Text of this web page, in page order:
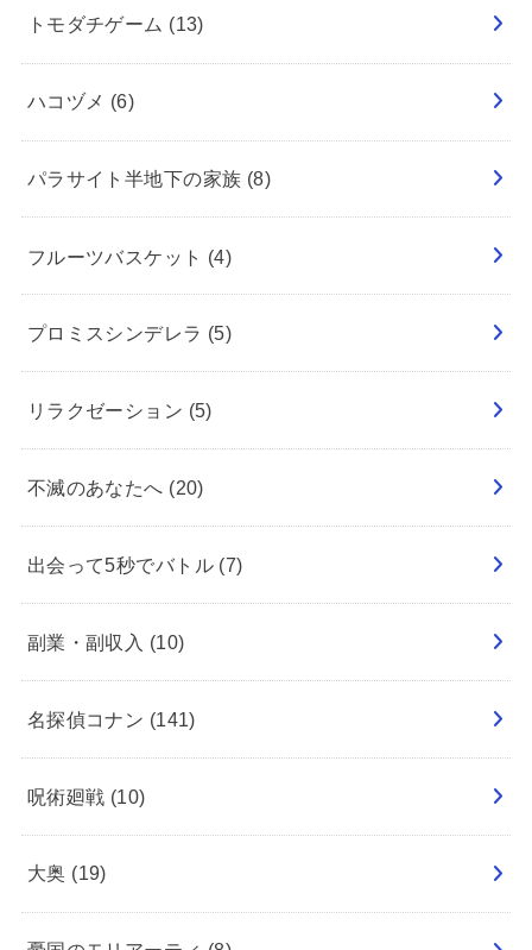
トモダチゲーム (13)
ハコヅメ (6)
パラサイト半地下の家族 (8)
フルーツバスケット (4)
プロミスシンデレラ (5)
リラクゼーション (5)
不滅のあなたへ (20)
出会って5秒でバトル (7)
副業・副収入 (10)
名探偵コナン (141)
呪術廻戦 (10)
大奥 (19)